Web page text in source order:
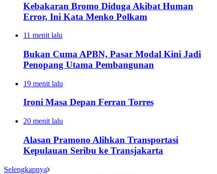
Kebakaran Bromo Diduga Akibat Human
Error, Ini Kata Menko Polkam
11 menit lalu
Bukan Cuma APBN, Pasar Modal Kini Jadi
Penopang Utama Pembangunan
19 menit lalu
Ironi Masa Depan Ferran Torres
20 menit lalu
Alasan Pramono Alihkan Transportasi
Kepulauan Seribu ke Transjakarta
Selengkapnya